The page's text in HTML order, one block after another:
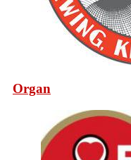
Organ